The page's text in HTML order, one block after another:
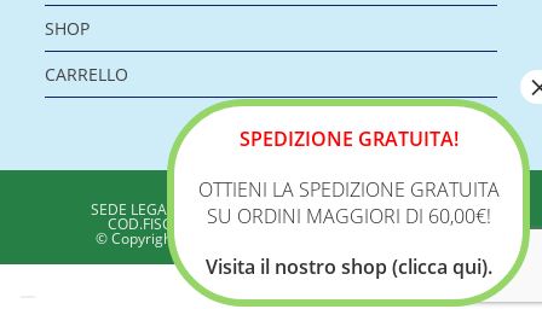
SHOP
CARRELLO
BIOLOGICA S.R.L.
SEDE LEGALE: VIA DELLA ZECCA 1 – 40100 BOLOGNA
COD.FISC./P.IVA: 04198960371 - REA: BO 353313
© Copyright 2020 - Biologica – Integratori Alimentari
SPEDIZIONE GRATUITA!
OTTIENI LA SPEDIZIONE GRATUITA
SU ORDINI MAGGIORI DI 60,00€!
Visita il nostro shop (clicca qui).